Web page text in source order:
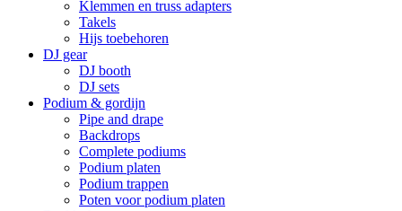
Klemmen en truss adapters
Takels
Hijs toebehoren
DJ gear
DJ booth
DJ sets
Podium & gordijn
Pipe and drape
Backdrops
Complete podiums
Podium platen
Podium trappen
Poten voor podium platen